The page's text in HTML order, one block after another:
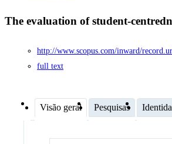
The evaluation of student-
http://www.scopus.com/inward/
full text
Visão geral Pesquisas